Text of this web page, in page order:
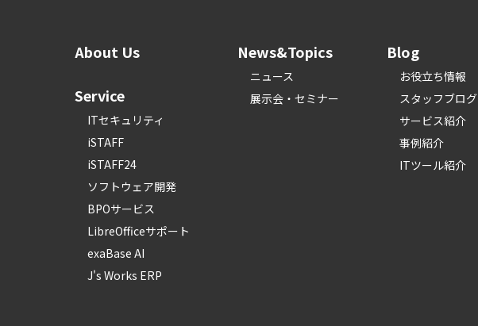
About Us
Service
ITセキュリティ
iSTAFF
iSTAFF24
ソフトウェア開発
BPOサービス
LibreOfficeサポート
exaBase AI
J's Works ERP
News&Topics
ニュース
展示会・セミナー
Blog
お役立ち情報
スタッフブログ
サービス紹介
事例紹介
ITツール紹介